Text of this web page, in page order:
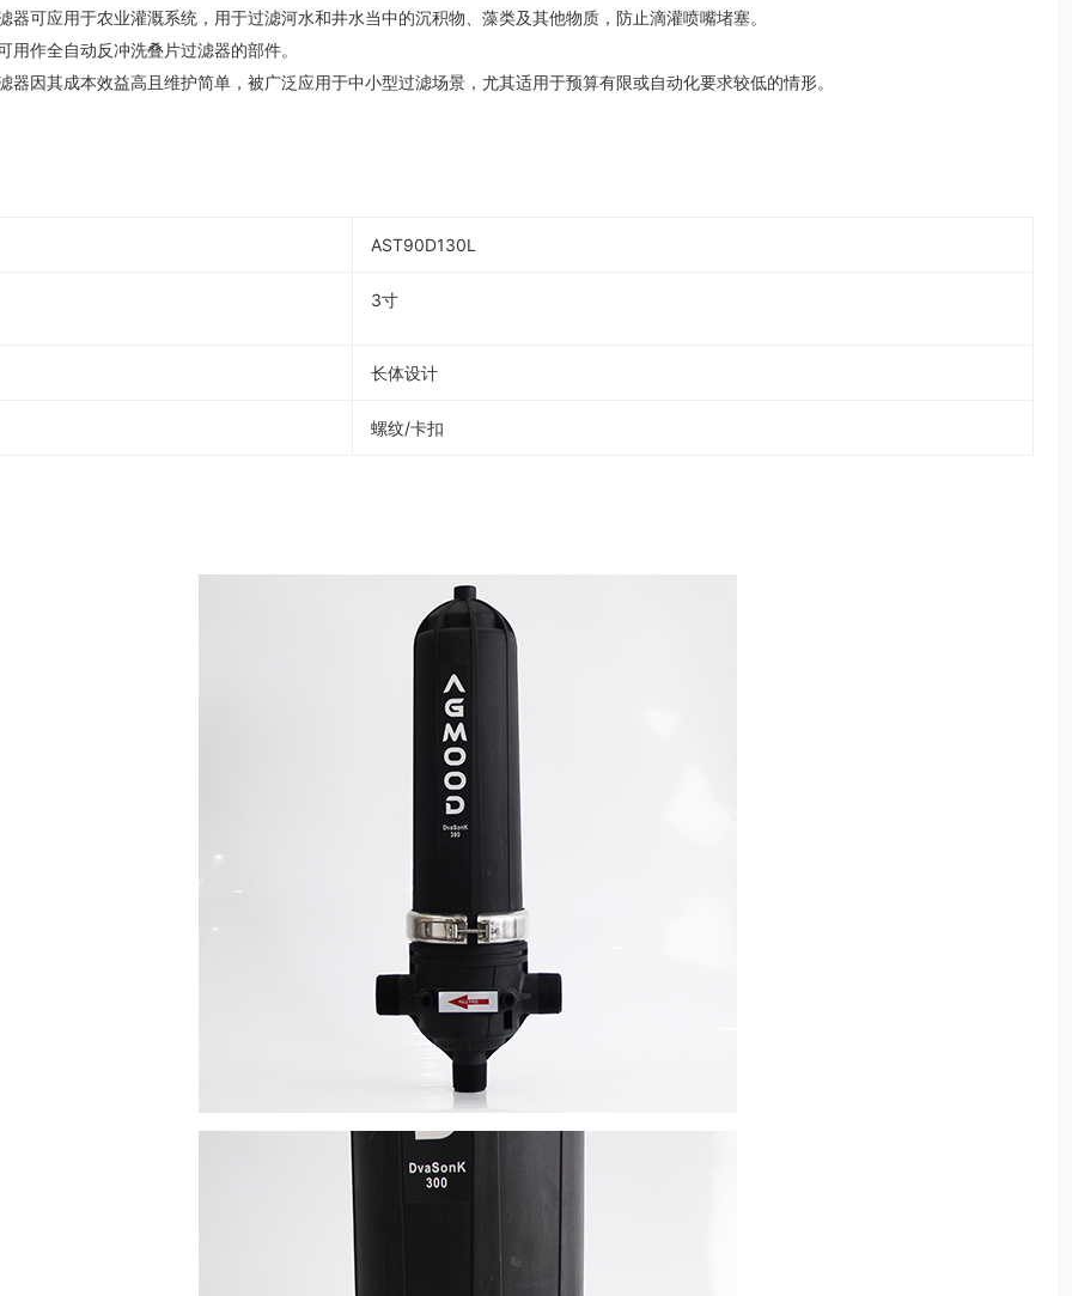
器可应用于农业灌溉系统，用于过滤河水和井水当中的沉积物、藻类及其他物质，防止滴灌喷嘴堵塞。
用作全自动反冲洗叠片过滤器的部件。
器因其成本效益高且维护简单，被广泛应用于中小型过滤场景，尤其适用于预算有限或自动化要求较低的情形。
AST90D130L
3寸
长体设计
螺纹/卡扣